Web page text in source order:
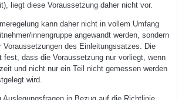
liegt diese Voraussetzung daher nicht vor.
kann daher nicht in vollem Umfang
innengruppe angewandt werden, sondern
Voraussetzungen des Einleitungssatzes. Die
fest, dass die Voraussetzung nur vorliegt, wenn
und nicht nur ein Teil nicht gemessen werden
wird.